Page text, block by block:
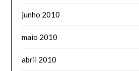
junho 2010
maio 2010
abril 2010